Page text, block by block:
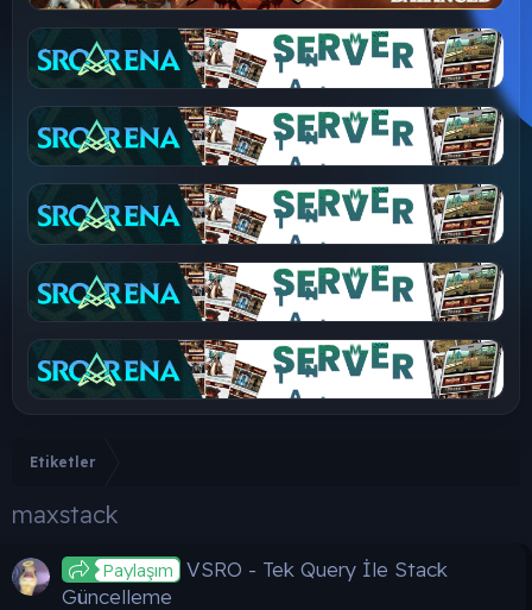
Etiketler
maxstack
Paylaşım
VSRO - Tek Query İle Stack
Güncelleme